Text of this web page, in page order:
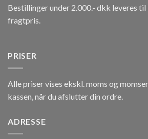
Bestillinger under 2.000.- dkk leveres
fragtpris.
PRISER
Alle priser vises ekskl. moms og
kassen, når du afslutter din ordre.
ADRESSE